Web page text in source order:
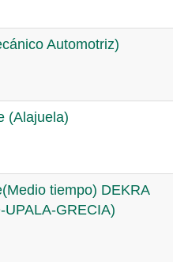
Automotriz)
(Alajuela)
tiempo) DEKRA
UPALA-GRECIA)